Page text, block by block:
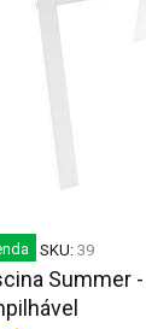
SKU: 39
Summer